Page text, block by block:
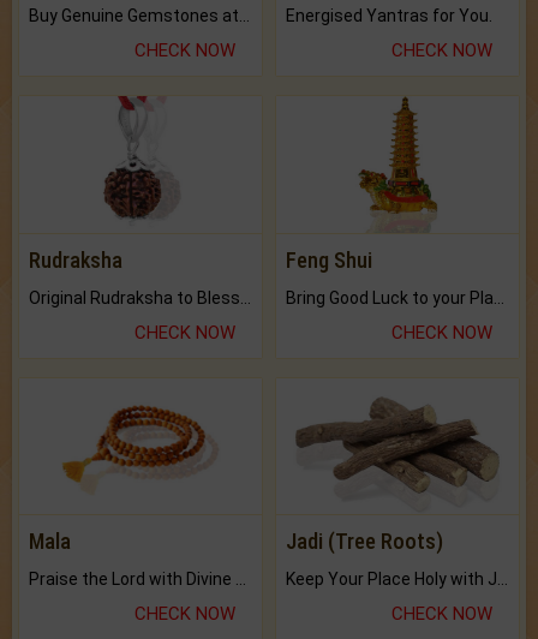
CHECK NOW
Energised Yantras for You.
CHECK NOW
Rudraksha
CHECK NOW
Feng Shui
CHECK NOW
Mala
Praise the Lord with Divine Energies of Mala.
CHECK NOW
Jadi (Tree Roots)
Keep Your Place Holy with Jadi.
CHECK NOW